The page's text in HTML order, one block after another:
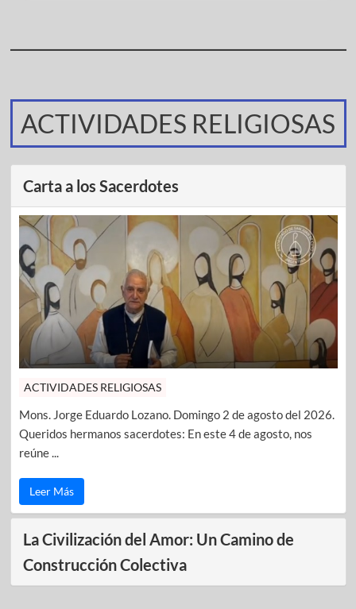
ACTIVIDADES RELIGIOSAS
Carta a los Sacerdotes
ACTIVIDADES RELIGIOSAS
Mons. Jorge Eduardo Lozano. Domingo 2 de agosto del 2026.
Queridos hermanos sacerdotes: En este 4 de agosto, nos
reúne ...
Leer Más
La Civilización del Amor: Un Camino de
Construcción Colectiva